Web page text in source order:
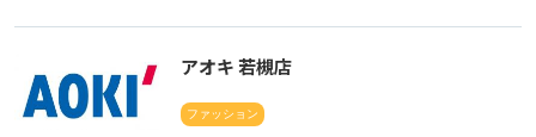
アオキ 若槻店
ファッション